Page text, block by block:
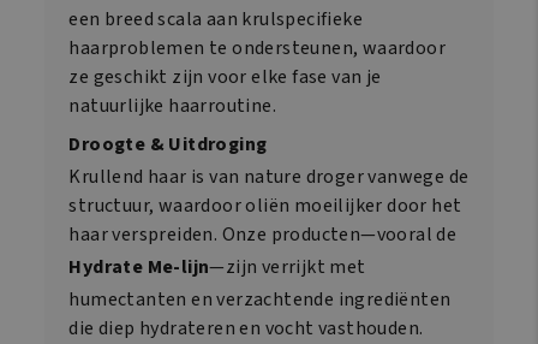
een breed scala aan krulspecifieke
haarproblemen te ondersteunen, waardoor
ze geschikt zijn voor elke fase van je
natuurlijke haarroutine.
Droogte & Uitdroging
Krullend haar is van nature droger vanwege de
structuur, waardoor oliën moeilijker door het
haar verspreiden. Onze producten—vooral de
Hydrate Me-lijn—zijn verrijkt met
humectanten en verzachtende ingrediënten
die diep hydrateren en vocht vasthouden.